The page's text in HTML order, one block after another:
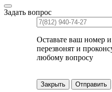
Задать вопрос
Оставьте ваш номер
перезвонят и
любому вопросу
Закрыть Отправить